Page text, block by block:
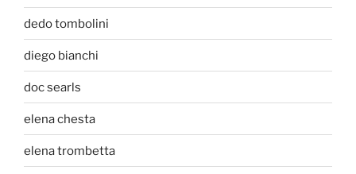
dedo tombolini
diego bianchi
doc searls
elena chesta
elena trombetta